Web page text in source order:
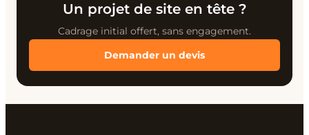
Un projet de site en tête ?
Cadrage initial offert, sans engagement.
Demander un devis